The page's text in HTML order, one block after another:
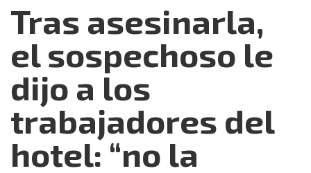
Tras asesinarla,
el sospechoso le
dijo a los
trabajadores del
hotel: “no la